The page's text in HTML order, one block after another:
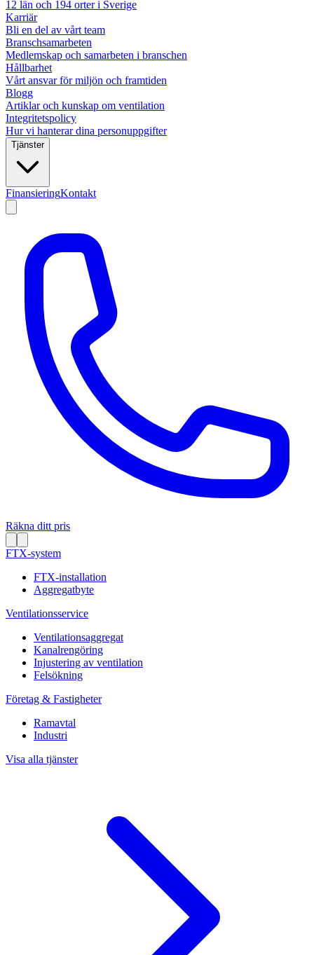
12 län och 194 orter i Sverige
Karriär
Bli en del av vårt team
Branschsamarbeten
Medlemskap och samarbeten i branschen
Hållbarhet
Vårt ansvar för miljön och framtiden
Blogg
Artiklar och kunskap om ventilation
Integritetspolicy
Hur vi hanterar dina personuppgifter
Tjänster
FinansieringKontakt
Räkna ditt pris
FTX-system
FTX-installation
Aggregatbyte
Ventilationsservice
Ventilationsaggregat
Kanalrengöring
Injustering av ventilation
Felsökning
Företag & Fastigheter
Ramavtal
Industri
Visa alla tjänster